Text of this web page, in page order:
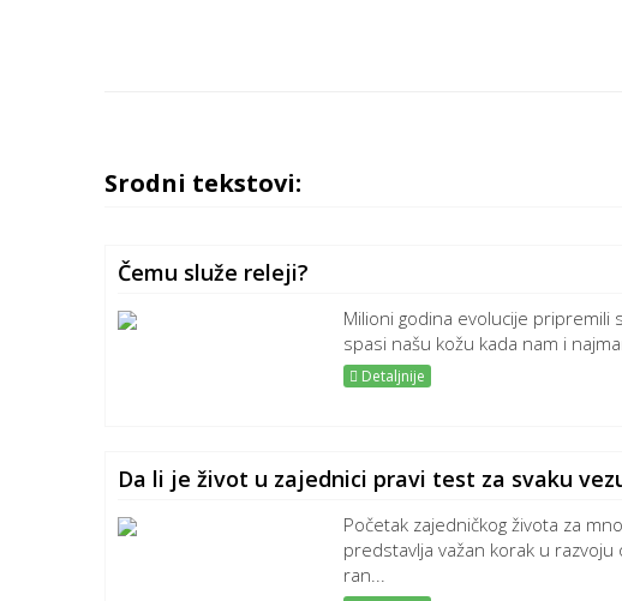
Srodni tekstovi:
Čemu služe releji?
Milioni godina evolucije pripremili
spasi našu kožu kada nam i
Detaljnije
Da li je život u zajednici pravi test za svaku
Početak zajedničkog života za
predstavlja važan korak u razvoju
ran...